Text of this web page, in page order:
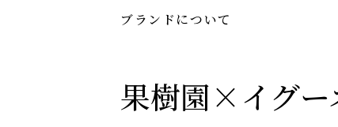
ブランドについて
果樹園× イグ